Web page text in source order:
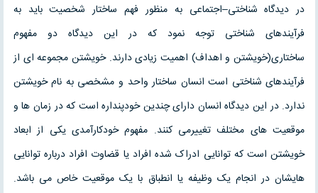
در دیدگاه شناختی–اجتماعی به منظور فهم ساختار شخصیت باید به
فرآیندهای شناختی توجه نمود که در این دیدگاه دو مفهوم
ساختاری(خویشتن و اهداف) اهمیت زیادی دارند. خویشتن مجموعه ای از
فرآیندهای شناختی است انسان ساختار واحد و مشخصی به نام خویشتن
ندارد. در این دیدگاه انسان دارای چندین خودپنداره است که در زمان ها و
موقعیت های مختلف تغییرمی کنند. مفهوم خودکارآمدی یکی از ابعاد
خویشتن است که توانایی ادراک شده افراد یا قضاوت افراد درباره توانایی
هایشان در انجام یک وظیفه یا انطباق با یک موقعیت خاص می باشد.